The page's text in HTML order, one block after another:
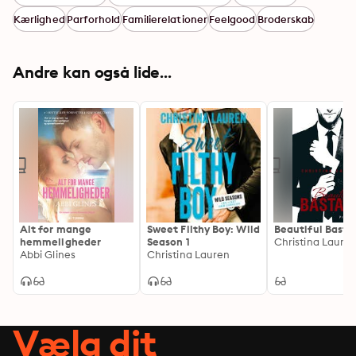
KærlighedParforholdFamilierelationerFeelgoodBroderskab
Andre kan også lide...
Alt for mange
hemmeligheder
Abbi Glines
Sweet Filthy Boy: Wild
Season 1
Christina Lauren
Beautiful
Christina
Vælg dit